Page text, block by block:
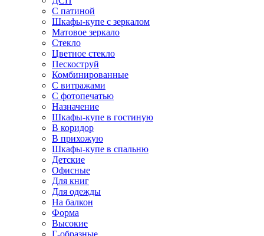
С патиной
Шкафы-купе с зеркалом
Матовое зеркало
Стекло
Цветное стекло
Пескоструй
Комбинированные
С витражами
С фотопечатью
Назначение
Шкафы-купе в гостиную
В коридор
В прихожую
Шкафы-купе в спальню
Детские
Офисные
Для книг
Для одежды
На балкон
Форма
Высокие
Г-образные